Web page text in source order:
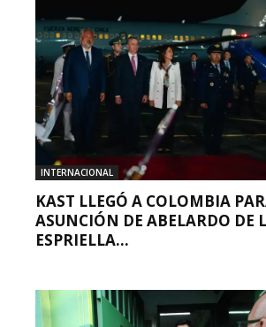
INTERNACIONAL
KAST LLEGÓ A COLOMBIA
ASUNCIÓN DE ABELARDO DE
ESPRIELLA...